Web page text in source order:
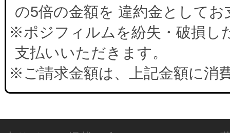
の5倍の金額を 違約金として
※ポジフィルムを紛失・破損し
支払いいただきます。
※ご請求金額は、上記金額に消